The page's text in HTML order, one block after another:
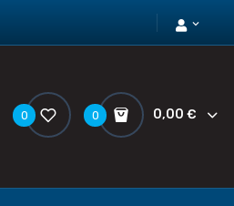
expand_more
0 0,00 €
0